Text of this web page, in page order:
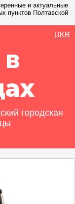
и актуальные
пунктов Полтавской
в
городская
UKR